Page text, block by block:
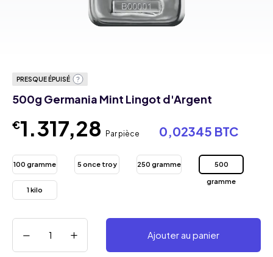
PRESQUE ÉPUISÉ
500g Germania Mint Lingot d'Argent
€1.317,28 Par pièce 0,02345 BTC
100 gramme 5 once troy 250 gramme 500
gramme
1 kilo
Ajouter au panier